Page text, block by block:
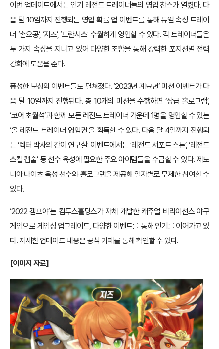
이번 업데이트에서는 인기 레전드 트레이너들의 영입 찬스가 열렸다. 다
음 달 10일까지 진행되는 영입 확률 업 이벤트를 통해 듀얼 속성 트레이
너 ‘손오공’, ‘지즈’, ‘프란시스’ 수월하게 영입할 수 있다. 각 트레이너들은
두 가지 속성을 지니고 있어 다양한 조합을 통해 강력한 포지션별 전력
강화에 도움을 준다.
풍성한 보상의 이벤트들도 펼쳐졌다. ‘2023년 계묘년’ 미션 이벤트가 다
음 달 10일까지 진행된다. 총 10개의 미션을 수행하면 ‘상급 홀로그램’,
‘코어 초월석’과 함께 모든 레전드 트레이너 가운데 1명을 영입할 수 있는
‘올 레전드 트레이너 영입권’을 획득할 수 있다. 다음 달 4일까지 진행되
는 ‘렉터 박사의 간이 연구실’ 이벤트에서는 ‘레전드 서포트 스톤’, ‘레전드
스킬 캡술’ 등 선수 육성에 필요한 주요 아이템들을 수급할 수 있다. 제노
니아 나이츠 육성 선수와 홀로그램을 제공해 일자별로 무제한 참여할 수
있다.
‘2022 겜프야’는 컴투스홀딩스가 자체 개발한 캐주얼 비라이선스 야구
게임으로 게임성 업그레이드, 다양한 이벤트를 통해 인기를 이어가고 있
다. 자세한 업데이트 내용은 공식 카페를 통해 확인할 수 있다.
[이미지 자료]